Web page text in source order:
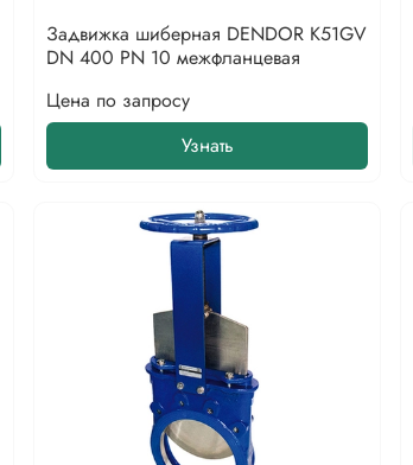
Задвижка шиберная DENDOR K51GV
DN 400 PN 10 межфланцевая
Цена по запросу
Узнать